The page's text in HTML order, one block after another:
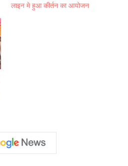
लाइन मे हुआ कीर्तन का आयोजन